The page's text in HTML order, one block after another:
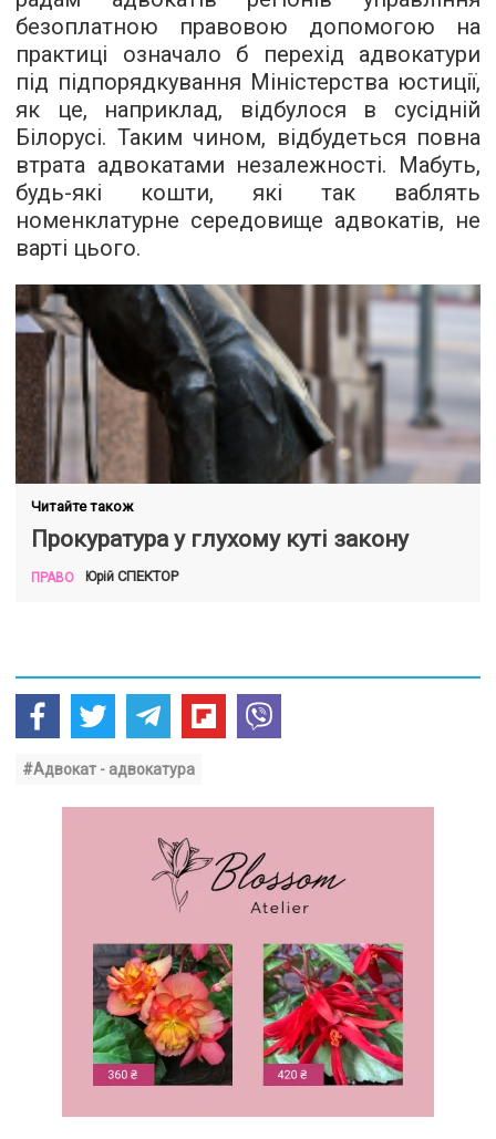
безоплатною правовою допомогою на
практиці означало б перехід адвокатури
під підпорядкування Міністерства юстиції,
як це, наприклад, відбулося в сусідній
Білорусі. Таким чином, відбудеться повна
втрата адвокатами незалежності. Мабуть,
будь-які кошти, які так ваблять
номенклатурне середовище адвокатів, не
варті цього.
Читайте також
Прокуратура у глухому куті закону
ПРАВО Юрій СПЕКТОР
#Адвокат - адвокатура